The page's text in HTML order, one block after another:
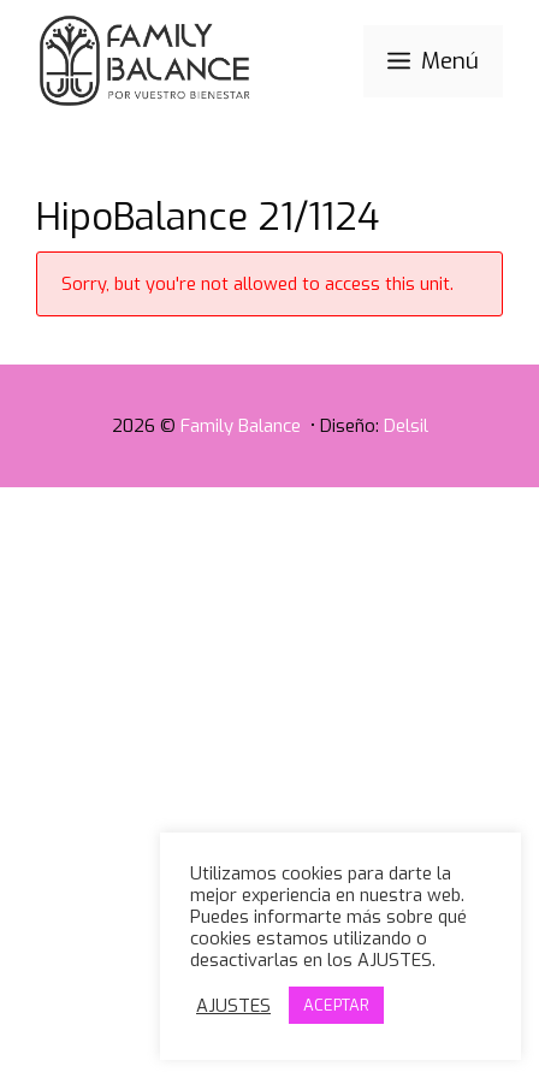
Saltar
contenido
Menú
HipoBalance 21/1124
Sorry, but you're not allowed to access this unit.
2026 © Family Balance • Diseño: Delsil
Utilizamos cookies para darte la
mejor experiencia en nuestra web.
Puedes informarte más sobre qué
cookies estamos utilizando o
desactivarlas en los AJUSTES.
AJUSTES
ACEPTAR